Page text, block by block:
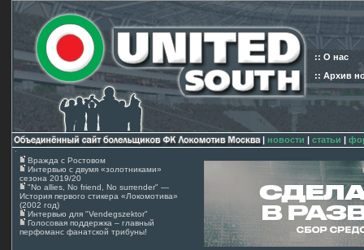
:: О нас
:: Архив
| новости | статьи |
Вражда с Ростовом
Интервью с двумя «золотниками»
сезона 2019/20
"No allies, No friend, No surrender" —
История первого стикера «Локомотива»
(2002 год)
Интервью для "Vendegszektor"
Голосовая поддержка – главный
перфоманс фанатской трибуны!